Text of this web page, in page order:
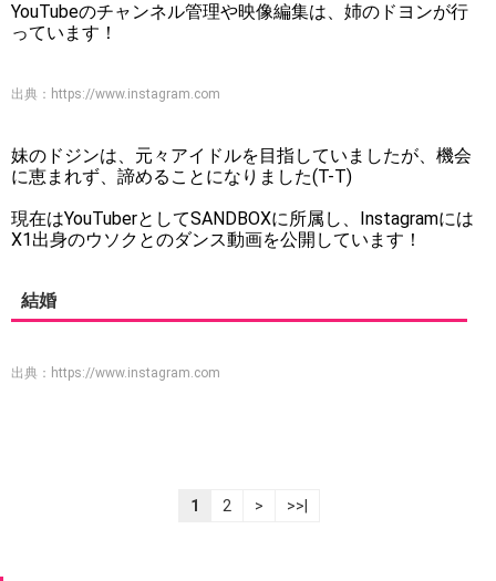
YouTubeのチャンネル管理や映像編集は、姉のドヨンが行
っています！
出典： https://www.instagram.com
妹のドジンは、元々アイドルを目指していましたが、機会
に恵まれず、諦めることになりました(T-T)
現在はYouTuberとしてSANDBOXに所属し、Instagramには
X1出身のウソクとのダンス動画を公開しています！
結婚
出典： https://www.instagram.com
1 2 > >>|